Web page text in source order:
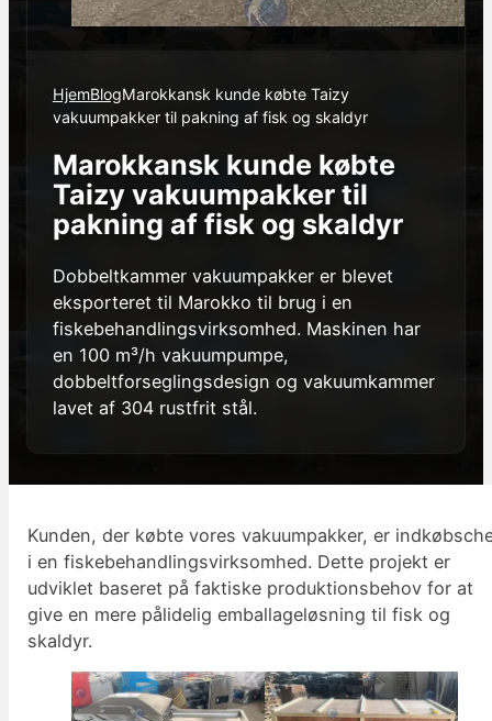
HjemBlogMarokkansk kunde købte Taizy
vakuumpakker til pakning af fisk og skaldyr
Marokkansk kunde købte
Taizy vakuumpakker til
pakning af fisk og skaldyr
Dobbeltkammer vakuumpakker er blevet
eksporteret til Marokko til brug i en
fiskebehandlingsvirksomhed. Maskinen har
en 100 m³/h vakuumpumpe,
dobbeltforseglingsdesign og vakuumkammer
lavet af 304 rustfrit stål.
Kunden, der købte vores vakuumpakker, er
i en fiskebehandlingsvirksomhed. Dette projekt er
udviklet baseret på faktiske produktionsbehov for at
give en mere pålidelig emballageløsning til fisk og
skaldyr.